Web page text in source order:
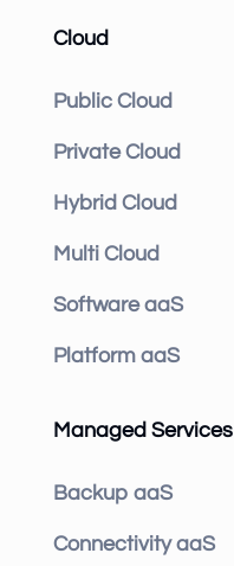
Cloud
Public Cloud
Private Cloud
Hybrid Cloud
Multi Cloud
Software aaS
Platform aaS
Managed Services
Backup aaS
Connectivity aaS